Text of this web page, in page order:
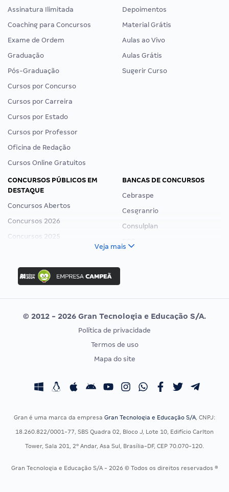
Assinatura Ilimitada
Coaching para Concursos
Exame de Ordem
Graduação
Pós-Graduação
Cursos por Concurso
Cursos por Carreira
Cursos por Estado
Cursos por Professor
Oficina de Redação
Cursos Online Gratuitos
Depoimentos
Material Grátis
Aulas ao Vivo
Aulas Grátis
Sugerir Curso
CONCURSOS PÚBLICOS EM
DESTAQUE
Concursos Abertos
Concursos 2026
Concursos 2025
Concurso Nacional Unificado
Concurso Ibama
Concurso MPU
Editais publicados
BANCAS DE CONCURSOS
Cebraspe
Cesgranrio
Consulplan
Vunesp
CONCURSOS POR PROFISSÃO
Concursos Fiscais
Concursos Saúde
Residência Multiprofissional
EXAME DE ORDEM
Calendário OAB
Veja mais
© 2012 - 2026 Gran Tecnologia e Educação S/A.
Política de privacidade
Termos de uso
Mapa do site
Gran é uma marca da empresa Gran Tecnologia e Educação S/A, CNPJ:
18.260.822/0001-77, SBS Quadra 02, Bloco J, Lote 10, Edifício Carlton
Tower, Sala 201, 2º Andar, Asa Sul, Brasília-DF, CEP 70.070-120.
Gran Tecnologia e Educação S/A - 2026 © Todos os direitos reservados ®